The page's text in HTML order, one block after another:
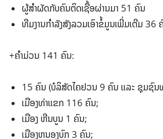
ຜູ້ສໍາຜັດກັບຄົນຕິດເຊື້ອຜ່ານມາ 51 ຄົນ
ທີມງານກໍາລັງສັງລວມເອົາຂໍ້ມູນເພີ່ມເຕີມ 36
+ຄໍາມ່ວນ 141 ຄົນ:
15 ຄົນ (ບໍລິສັດໄຄຢວນ 9 ຄົນ ແລະ ຊຸມຊົນ
ເມືອງທ່າແຂກ 116 ຄົນ;
ເມືອງ ຫີນບູນ 1 ຄົນ;
ເມືອງຫນອງບົກ 3 ຄົນ;